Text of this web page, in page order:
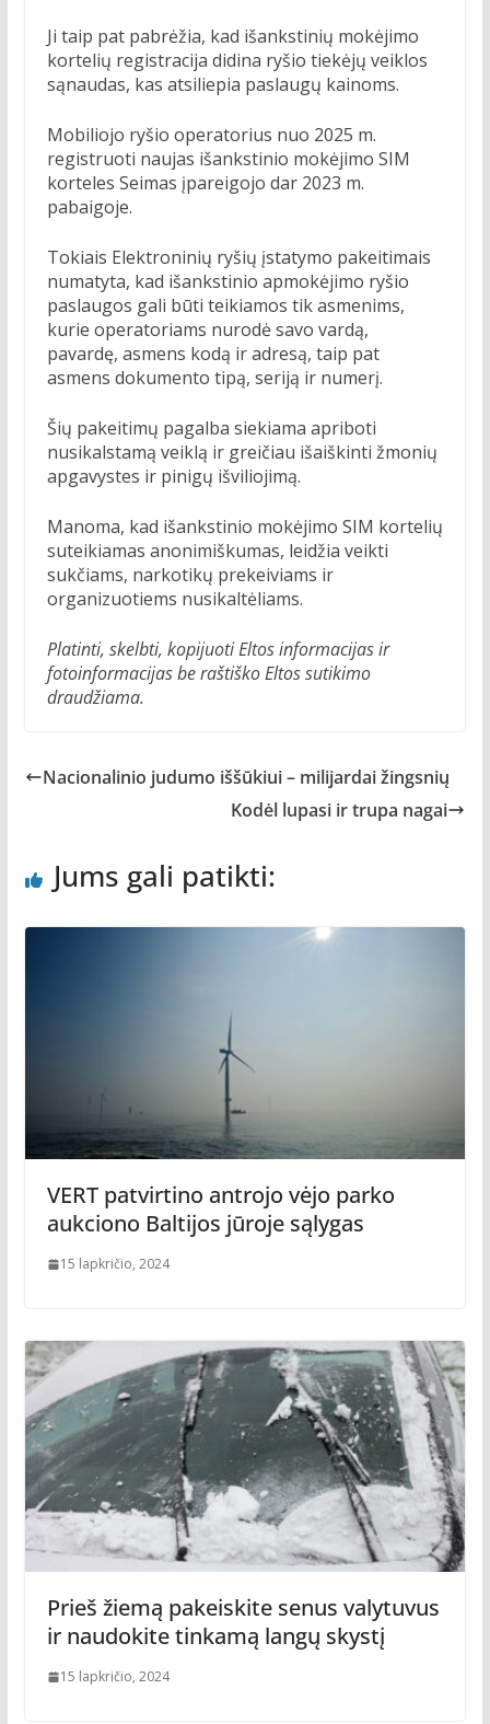
Ji taip pat pabrėžia, kad išankstinių mokėjimo
kortelių registracija didina ryšio tiekėjų veiklos
sąnaudas, kas atsiliepia paslaugų kainoms.
Mobiliojo ryšio operatorius nuo 2025 m.
registruoti naujas išankstinio mokėjimo SIM
korteles Seimas įpareigojo dar 2023 m.
pabaigoje.
Tokiais Elektroninių ryšių įstatymo pakeitimais
numatyta, kad išankstinio apmokėjimo ryšio
paslaugos gali būti teikiamos tik asmenims,
kurie operatoriams nurodė savo vardą,
pavardę, asmens kodą ir adresą, taip pat
asmens dokumento tipą, seriją ir numerį.
Šių pakeitimų pagalba siekiama apriboti
nusikalstamą veiklą ir greičiau išaiškinti žmonių
apgavystes ir pinigų išviliojimą.
Manoma, kad išankstinio mokėjimo SIM kortelių
suteikiamas anonimiškumas, leidžia veikti
sukčiams, narkotikų prekeiviams ir
organizuotiems nusikaltėliams.
Platinti, skelbti, kopijuoti Eltos informacijas ir
fotoinformacijas be raštiško Eltos sutikimo
draudžiama.
Nacionalinio judumo iššūkiui – milijardai žingsnių
Kodėl lupasi ir trupa nagai
Jums gali patikti:
VERT patvirtino antrojo vėjo parko
aukciono Baltijos jūroje sąlygas
15 lapkričio, 2024
Prieš žiemą pakeiskite senus valytuvus
ir naudokite tinkamą langų skystį
15 lapkričio, 2024